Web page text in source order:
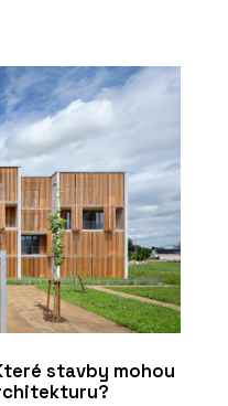
stavby mohou